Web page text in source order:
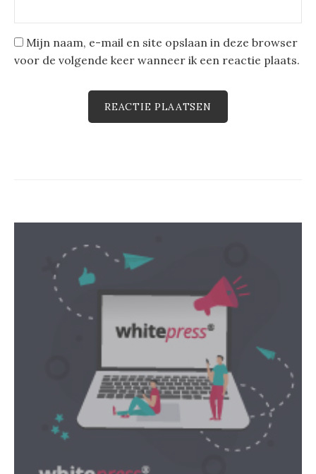
Mijn naam, e-mail en site opslaan in deze browser
voor de volgende keer wanneer ik een reactie plaats.